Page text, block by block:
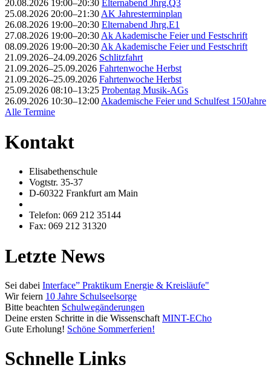
20.08.2026 19:00–20:30 Elternabend Jhrg.Q3
25.08.2026 20:00–21:30 AK Jahresterminplan
26.08.2026 19:00–20:30 Elternabend Jhrg.E1
27.08.2026 19:00–20:30 Ak Akademische Feier und Festschrift
08.09.2026 19:00–20:30 Ak Akademische Feier und Festschrift
21.09.2026–24.09.2026 Schlitzfahrt
21.09.2026–25.09.2026 Fahrtenwoche Herbst
21.09.2026–25.09.2026 Fahrtenwoche Herbst
25.09.2026 08:10–13:25 Probentag Musik-AGs
26.09.2026 10:30–12:00 Akademische Feier und Schulfest 150Jahre
Alle Termine
Kontakt
Elisabethenschule
Vogtstr. 35-37
D-60322 Frankfurt am Main
Telefon: 069 212 35144
Fax: 069 212 31320
Letzte News
Sei dabei Interface” Praktikum Energie & Kreisläufe"
Wir feiern 10 Jahre Schulseelsorge
Bitte beachten Schulwegänderungen
Deine ersten Schritte in die Wissenschaft MINT-ECho
Gute Erholung! Schöne Sommerferien!
Schnelle Links